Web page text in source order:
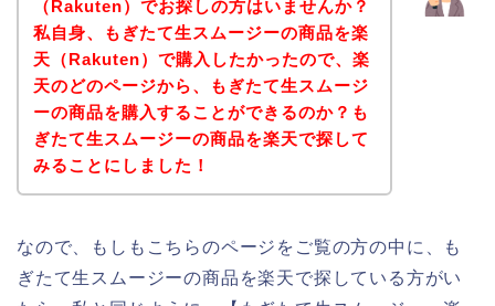
（Rakuten）でお探しの方はいませんか？
私自身、もぎたて生スムージーの商品を楽
天（Rakuten）で購入したかったので、楽
天のどのページから、もぎたて生スムージ
ーの商品を購入することができるのか？も
ぎたて生スムージーの商品を楽天で探して
みることにしました！
なので、もしもこちらのページをご覧の方の中に、も
ぎたて生スムージーの商品を楽天で探している方がい